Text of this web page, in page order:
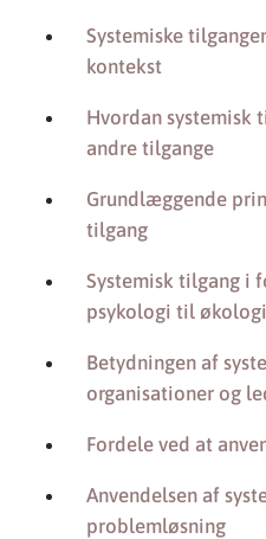
Systemiske
kontekst
Hvordan systemisk
andre tilgange
Grundlæggende
tilgang
Systemisk tilgang i
psykologi til økologi
Betydningen af
organisationer og
Fordele ved at
Anvendelsen af
problemløsning